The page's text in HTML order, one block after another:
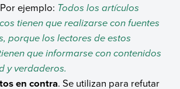
ejemplo: Todos los artículos
tienen que realizarse con fuentes
porque los lectores de estos
que informarse con contenidos
y verdaderos.
en contra. Se utilizan para refutar